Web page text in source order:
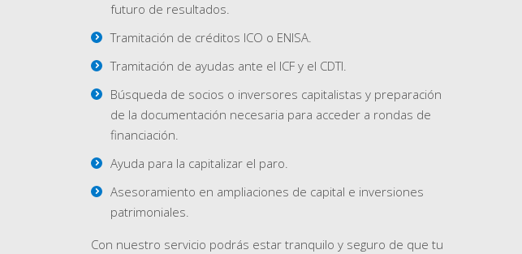
futuro de resultados.
Tramitación de créditos ICO o ENISA.
Tramitación de ayudas ante el ICF y el CDTI.
Búsqueda de socios o inversores capitalistas y preparación
de la documentación necesaria para acceder a rondas de
financiación.
Ayuda para la capitalizar el paro.
Asesoramiento en ampliaciones de capital e inversiones
patrimoniales.
Con nuestro servicio podrás estar tranquilo y seguro de que tu